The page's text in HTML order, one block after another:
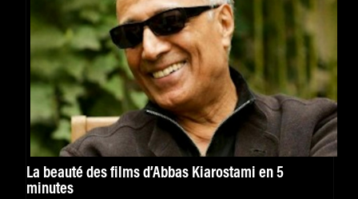
La beauté des films d’Abbas Kiarostami en 5
minutes